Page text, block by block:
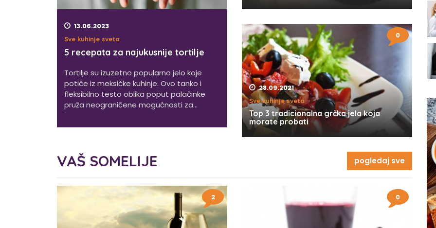
13.06.2023
Sve kuhinje sveta
5 recepata za najukusnije tortilje
Tortilje su izuzetno popularno jelo koje
potiče iz meksičke kuhinje. Ovo tanko i
fleksibilno testo oblika poput palačinke
pruža neograničene mogućnosti za...
0
28.09.2021
Sve kuhinje sveta
Top 3 tradicionalna grčka jela koja
morate probati
VAŠ SOMELIJE pogledaj sve
2 0